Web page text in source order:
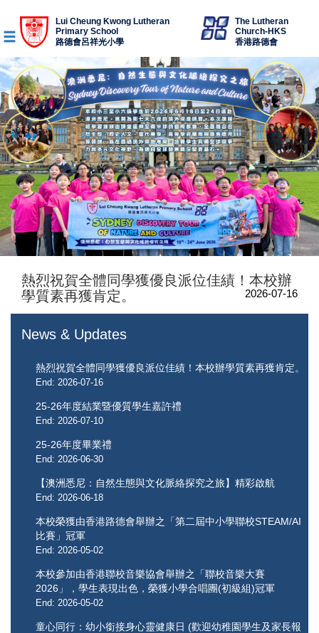
Lui Cheung Kwong Lutheran
Primary School
路德會呂祥光小學
The Lutheran
Church-HKS
香港路德會
News & Updates
熱烈祝賀全體同學獲優良派位佳績！本校辦學質素再獲肯定。
End: 2026-07-16
25-26年度結業暨優質學生嘉許禮
End: 2026-07-10
25-26年度畢業禮
End: 2026-06-30
【澳洲悉尼：自然生態與文化脈絡探究之旅】精彩啟航
End: 2026-06-18
本校榮獲由香港路德會舉辦之「第二屆中小學聯校STEAM/AI
比賽」冠軍
End: 2026-05-02
本校參加由香港聯校音樂協會舉辦之「聯校音樂大賽
2026」，學生表現出色，榮獲小學合唱團(初級組)冠軍
End: 2026-05-02
童心同行：幼小銜接身心靈健康日 (歡迎幼稚園學生及家長報
熱烈祝賀全體同學獲優良派位佳績！本校辦
學質素再獲肯定。
2026-07-16